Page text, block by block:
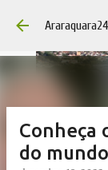
Conheça
do